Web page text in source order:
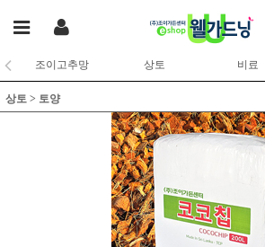
조이고추망 상토 비료
상토 > 토양